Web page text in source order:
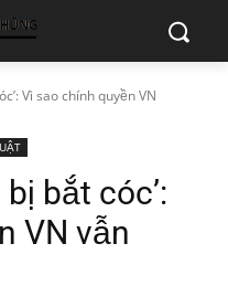
Vì sao chính quyền VN
bắt cóc’:
VN vẫn